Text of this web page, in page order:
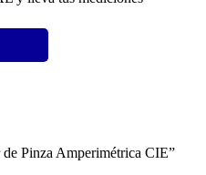
Pinza Amperimétrica CIE”